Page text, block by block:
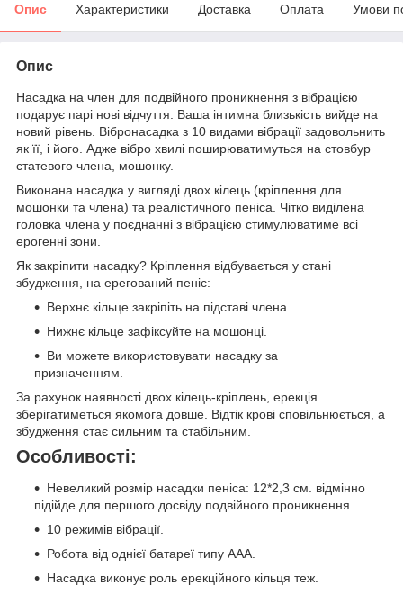
Опис Характеристики Доставка Оплата Умови
Опис
Насадка на член для подвійного проникнення з вібрацією
подарує парі нові відчуття. Ваша інтимна близькість вийде на
новий рівень. Вібронасадка з 10 видами вібрації задовольнить
як її, і його. Адже вібро хвилі поширюватимуться на стовбур
статевого члена, мошонку.
Виконана насадка у вигляді двох кілець (кріплення для
мошонки та члена) та реалістичного пеніса. Чітко виділена
головка члена у поєднанні з вібрацією стимулюватиме всі
ерогенні зони.
Як закріпити насадку? Кріплення відбувається у стані
збудження, на ерегований пеніс:
Верхнє кільце закріпіть на підставі члена.
Нижнє кільце зафіксуйте на мошонці.
Ви можете використовувати насадку за
призначенням.
За рахунок наявності двох кілець-кріплень, ерекція
зберігатиметься якомога довше. Відтік крові сповільнюється, а
збудження стає сильним та стабільним.
Особливості:
Невеликий розмір насадки пеніса: 12*2,3 см. відмінно
підійде для першого досвіду подвійного проникнення.
10 режимів вібрації.
Робота від однієї батареї типу ААА.
Насадка виконує роль ерекційного кільця теж.